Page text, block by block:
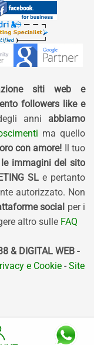
siti web e
followers like e
anni abbiamo
ma quello
con amore! Il tuo
immagini del sito
SL e pertanto
autorizzato. Non
social per i
altro sulle FAQ
& DIGITAL WEB -
e Cookie - Site